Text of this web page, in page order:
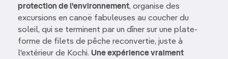
protection de l'environnement, organise des
excursions en canoë fabuleuses au coucher du
soleil, qui se terminent par un dîner sur une plate-
forme de filets de pêche reconvertie, juste à
l'extérieur de Kochi. Une expérience vraiment